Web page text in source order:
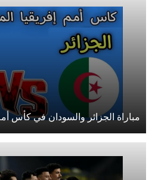
مباراة الجزائر والسودان في كأس أمم